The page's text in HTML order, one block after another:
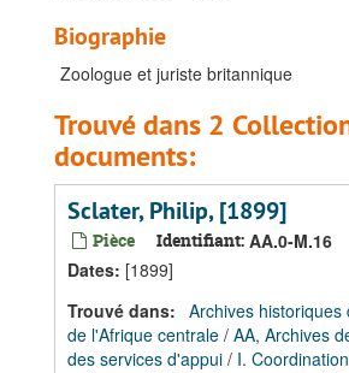
Biographie
Zoologue et juriste britannique
Trouvé dans 2
documents:
Sclater, Philip, [1899]
Pièce Identifiant: AA.0-M.16
Dates: [1899]
Trouvé dans: Archives
de l'Afrique centrale / AA, Archives
des services d'appui / I.